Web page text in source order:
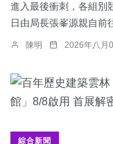
進入最後衝刺，各組別
日由局長張峯源親自前
陳明 2026年八月
綜合新聞